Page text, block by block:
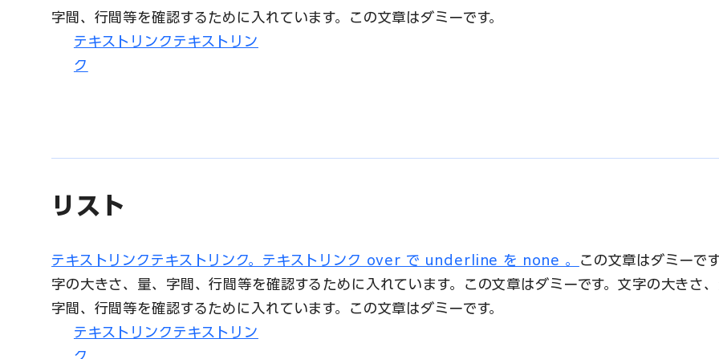
字間、行間等を確認するために入れています。この文章はダミーです。
テキストリンクテキストリン
ク
リスト
テキストリンクテキストリンク。テキストリンク over で underline を none 。
この文章はダミーで
字の大きさ、量、字間、行間等を確認するために入れています。この文章はダミーです。文字の大きさ、
字間、行間等を確認するために入れています。この文章はダミーです。
テキストリンクテキストリン
ク